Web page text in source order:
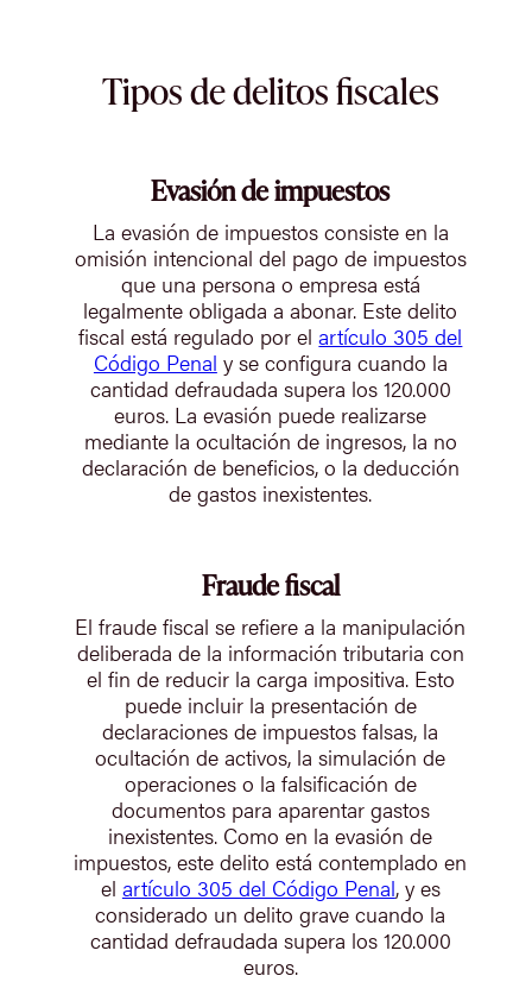
Tipos de delitos fiscales
Evasión de impuestos
La evasión de impuestos consiste en la
omisión intencional del pago de impuestos
que una persona o empresa está
legalmente obligada a abonar. Este delito
fiscal está regulado por elartículo 305 del
Código Penal y se configura cuando la
cantidad defraudada supera los 120.000
euros. La evasión puede realizarse
mediante la ocultación de ingresos, la no
declaración de beneficios, o la deducción
de gastos inexistentes.
Fraude fiscal
El fraude fiscal se refiere a la manipulación
deliberada de la información tributaria con
el fin de reducir la carga impositiva. Esto
puede incluir la presentación de
declaraciones de impuestos falsas, la
ocultación de activos, la simulación de
operaciones o la falsificación de
documentos para aparentar gastos
inexistentes. Como en la evasión de
impuestos, este delito está contemplado en
el artículo 305 del Código Penal, y es
considerado un delito grave cuando la
cantidad defraudada supera los 120.000
euros.